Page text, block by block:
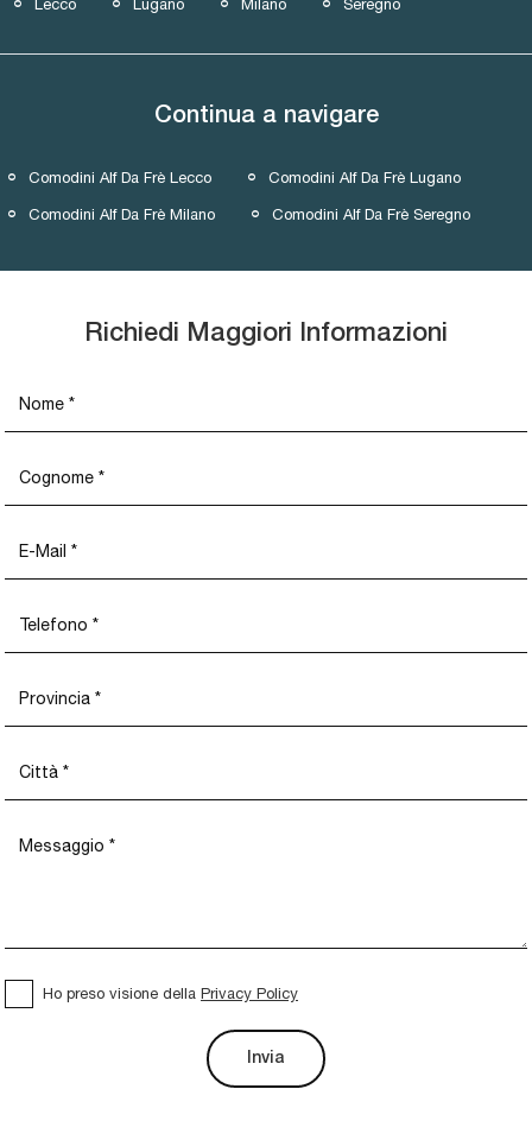
Lecco Lugano Milano Seregno
Continua a navigare
Comodini Alf Da Frè Lecco Comodini Alf Da Frè Lugano
Comodini Alf Da Frè Milano Comodini Alf Da Frè Seregno
Richiedi Maggiori Informazioni
Ho preso visione della Privacy Policy
Invia